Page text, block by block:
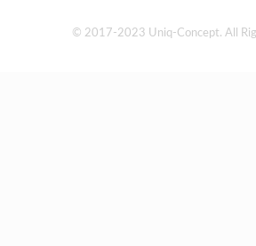
© 2017-2023 Uniq-Concept. All